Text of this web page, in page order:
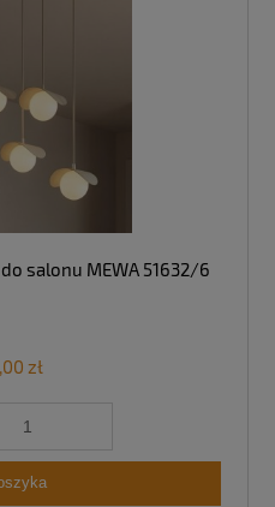
salonu MEWA 51632/6
zł